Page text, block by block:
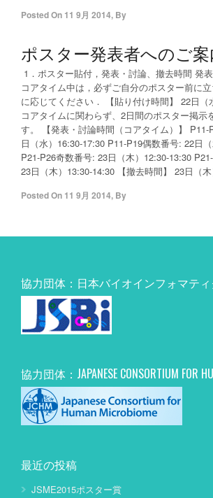
Posted On 11 9月 2014, By
ポスター発表者へのご案
1．ポスター貼付，発表・討論、撤去時間 発
コアタイム中は，必ずご自分のポスター前に
に応じてください． 【貼り付け時間】 22日（
コアタイムに関わらず、2日間のポスター掲示
す。 【発表・討論時間（コアタイム）】 P11-
日（水）16:30-17:30 P11-P19偶数番号: 22日
P21-P26奇数番号: 23日（木）12:30-13:30
23日（木）13:30-14:30 【撤去時間】 23日（
Posted On 11 9月 2014, By
協力団体：日本バイオインフォマテ
協力団体：JAPANESE CONSORTIUM FOR
最近の投稿
JSME2015ポスター賞